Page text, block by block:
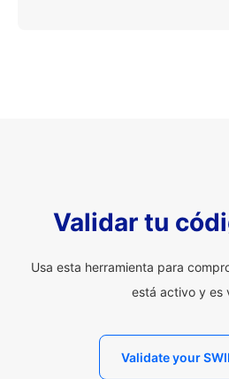
Validar tu
Usa esta herramienta para
está activo y es
Validate your